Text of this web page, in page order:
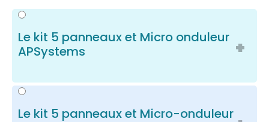
Le kit 5 panneaux et Micro onduleur
APSystems
Le kit 5 panneaux et Micro-onduleur